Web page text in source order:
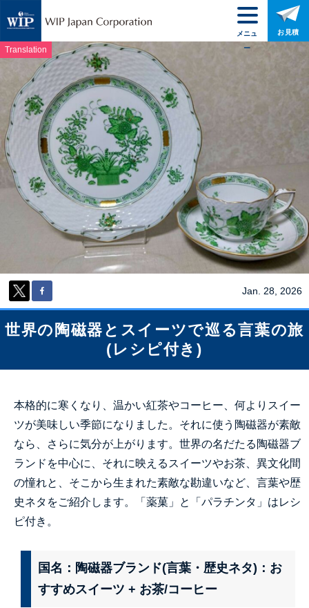
Translation
Jan. 28, 2026
世界の陶磁器とスイーツで巡る言葉の旅
(レシピ付き)
本格的に寒くなり、温かい紅茶やコーヒー、何よりスイー
ツが美味しい季節になりました。それに使う陶磁器が素敵
なら、さらに気分が上がります。世界の名だたる陶磁器ブ
ランドを中心に、それに映えるスイーツやお茶、異文化間
の憧れと、そこから生まれた素敵な勘違いなど、言葉や歴
史ネタをご紹介します。「薬菓」と「パラチンタ」はレシ
ピ付き。
国名：陶磁器ブランド(言葉・歴史ネタ)：お
すすめスイーツ + お茶/コーヒー
メニュ
ー
お見積